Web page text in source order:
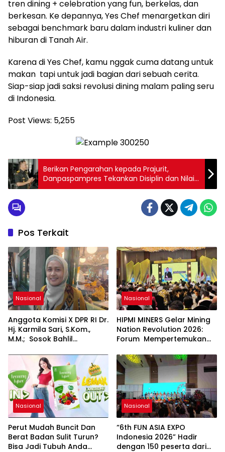
tren dining + celebration yang fun, berkelas, dan
berkesan. Ke depannya, Yes Chef menargetkan diri
sebagai benchmark baru dalam industri kuliner dan
hiburan di Tanah Air.
Karena di Yes Chef, kamu nggak cuma datang untuk
makan tapi untuk jadi bagian dari sebuah cerita.
Siap-siap jadi saksi revolusi dining malam paling seru
di Indonesia.
Post Views: 5,255
Berikan Pengarahan kepada Prajurit,
Danpaspampres Tekankan Disiplin dan Nilai
Kehormatan
Pos Terkait
Nasional
Anggota Komisi X DPR RI Dr.
Hj. Karmila Sari, S.Kom.,
M.M.; Sosok Bahlil
Sumber Inspirasi bagi
Generasi Muda, Pelaku
Usaha, Pemerintah,
maupun Pemangku
Kepentingan lainnya untuk
bersama-sama
Memberikan Kontribusi
bagi Pembangunan
Nasional.
Nasional
HIPMI MINERS Gelar Mining
Nation Revolution 2026:
Forum Mempertemukan
Investor, Akademisi, dan
Pengusaha dalam
Mendukung Percepatan
Hilirisasi Nasional.
Nasional
Perut Mudah Buncit Dan
Berat Badan Sulit Turun?
Bisa Jadi Tubuh Anda
Nasional
“6th FUN ASIA EXPO
Indonesia 2026” Hadir
dengan 150 peserta dari